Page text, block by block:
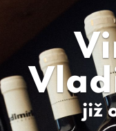
již